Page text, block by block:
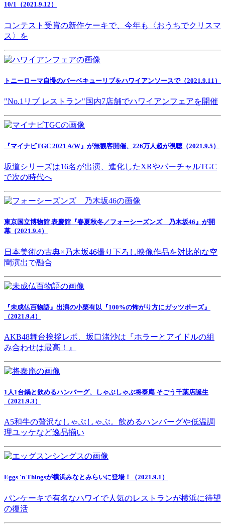
10/1（2021.9.12）
コンテスト受賞の新作ケーキで、今年も〈おうちでクリスマ
ス〉を
トニーローマ自慢のバーベキューリブをハワイアンソースで（2021.9.11）
"No.1リブ レストラン"国内7店舗でハワイアンフェアを開催
『マイナビTGC 2021 A/W』が無観客開催、226万人超が視聴（2021.9.5）
坂道シリーズは16名が出演、進化したXRやバーチャルTGC
で次の時代へ
東京国立博物館 表慶館『春夏秋冬／フォーシーズンズ 乃木坂46』が開
幕（2021.9.4）
日本美術の古典×乃木坂46撮り下ろし映像作品を対比的な空
間演出で融合
『未成仏百物語』出演の小栗有以『100%の怖がり方にガッツポーズ』
（2021.9.4）
AKB48舞台挨拶レポ、坂口渚沙は『ホラーとアイドルの組
み合わせは最高！』
1人1台鍋と飲めるハンバーグ、しゃぶしゃぶ将泰庵 そごう千葉店誕生
（2021.9.3）
A5和牛の贅沢なしゃぶしゃぶ。飲めるハンバーグや低温調
理ユッケなど逸品揃い
Eggs 'n Thingsが横浜みなとみらいに登場！（2021.9.1）
パンケーキで有名なハワイで人気のレストランが横浜に待望
の復活